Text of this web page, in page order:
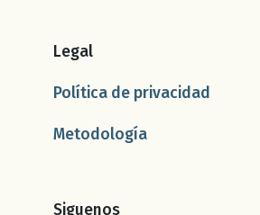
Legal
Política de privacidad
Metodología
Siguenos